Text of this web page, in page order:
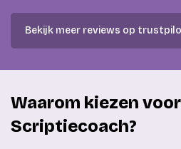
Bekijk meer reviews op
Waarom kiezen
Scriptiecoach?